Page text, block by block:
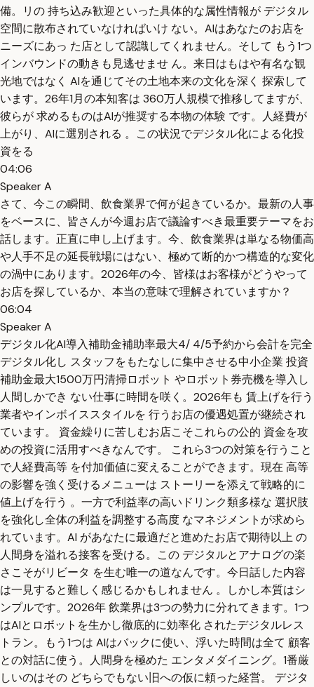
備。リの 持ち込み歓迎といった具体的な属性情報が デジタル
空間に散布されていなければいけ ない。AIはあなたのお店を
ニーズにあっ た店として認識してくれません。そして もう1つ
インバウンドの動きも見逃せませ ん。来日はもはや有名な観
光地ではなく AIを通じてその土地本来の文化を深く 探索して
います。26年1月の本知客は 360万人規模で推移してますが、
彼らが 求めるものはAIが推奨する本物の体験 です。人経費が
上がり、AIに選別される 。この状況でデジタル化による化投
資をる
04:06
Speaker A
さて、今この瞬間、飲食業界で何が起きているか。最新の人事
をベースに、皆さんが今週お店で議論すべき最重要テーマをお
話します。正直に申し上げます。今、飲食業界は単なる物価高
や人手不足の延長戦場にはない、極めて断的かつ構造的な変化
の渦中にあります。2026年の今、皆様はお客様がどうやって
お店を探しているか、本当の意味で理解されていますか？
06:04
Speaker A
デジタル化AI導入補助金補助率最大4/ 4/5予約から会計を完全
デジタル化し スタッフをもたなしに集中させる中小企業 投資
補助金最大1500万円清掃ロボット やロボット券売機を導入し
人間しかでき ない仕事に時間を咲く。2026年も 賃上げを行う
業者やインボイススタイルを 行うお店の優遇処置が継続され
ています。 資金繰りに苦しむお店こそこれらの公的 資金を攻
めの投資に活用すべきなんです。 これら3つの対策を行うこと
で人経費高等 を付加価値に変えることができます。現在 高等
の影響を強く受けるメニューは ストーリーを添えて戦略的に
値上げを行う 。一方で利益率の高いドリンク類多様な 選択肢
を強化し全体の利益を調整する高度 なマネジメントが求めら
れています。AI があなたに最適だと進めたお店で期待以上 の
人間身を溢れる接客を受ける。この デジタルとアナログの楽
さこそがリビータ を生む唯一の道なんです。今日話した内容
は一見すると難しく感じるかもしれません 。しかし本質はシ
ンプルです。2026年 飲業界は3つの勢力に分れてきます。1つ
はAIとロボットを生かし徹底的に効率化 されたデジタルレス
トラン。もう1つは AIはバックに使い、浮いた時間は全て 顧客
との対話に使う。人間身を極めた エンタメダイニング。1番厳
しいのはその どちらでもない旧への仮に頼った経営。 デジタ